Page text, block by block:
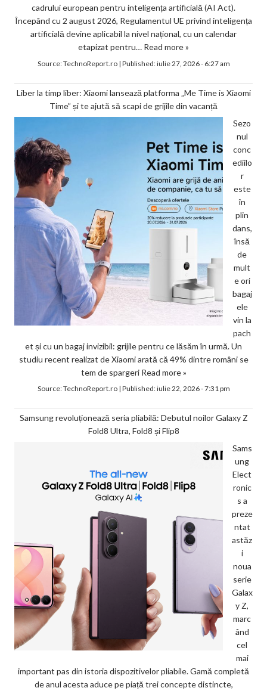
cadrului european pentru inteligența artificială (AI Act).
Începând cu 2 august 2026, Regulamentul UE privind inteligența
artificială devine aplicabil la nivel național, cu un calendar
etapizat pentru… Read more »
Source:TechnoReport.ro| Published:iulie 27, 2026 - 6:27 am
Liber la timp liber: Xiaomi lansează platforma „Me Time is Xiaomi
Time” și te ajută să scapi de grijile din vacanță
Sezo
nul
conc
ediilo
r
este
în
plin
dans,
însă
de
mult
e ori
bagaj
ele
vin la
pach
et și cu un bagaj invizibil: grijile pentru ce lăsăm în urmă. Un
studiu recent realizat de Xiaomi arată că 49% dintre români se
tem de spargeri Read more »
Source:TechnoReport.ro| Published:iulie 22, 2026 - 7:31 pm
Samsung revoluționează seria pliabilă: Debutul noilor Galaxy Z
Fold8 Ultra, Fold8 și Flip8
Sams
ung
Elect
ronic
s a
preze
ntat
astăz
i
noua
serie
Galax
y Z,
marc
ând
cel
mai
important pas din istoria dispozitivelor pliabile. Gamă completă
de anul acesta aduce pe piață trei concepte distincte,